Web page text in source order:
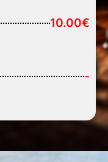
10.00€
-